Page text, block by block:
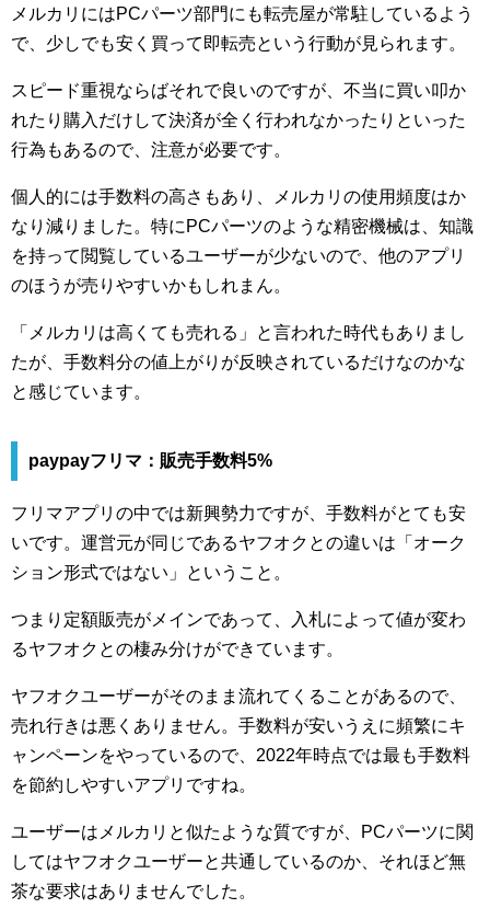
メルカリにはPCパーツ部門にも転売屋が常駐しているよう
で、少しでも安く買って即転売という行動が見られます。
スピード重視ならばそれで良いのですが、不当に買い叩か
れたり購入だけして決済が全く行われなかったりといった
行為もあるので、注意が必要です。
個人的には手数料の高さもあり、メルカリの使用頻度はか
なり減りました。特にPCパーツのような精密機械は、知識
を持って閲覧しているユーザーが少ないので、他のアプリ
のほうが売りやすいかもしれまん。
「メルカリは高くても売れる」と言われた時代もありまし
たが、手数料分の値上がりが反映されているだけなのかな
と感じています。
paypayフリマ：販売手数料5%
フリマアプリの中では新興勢力ですが、手数料がとても安
いです。運営元が同じであるヤフオクとの違いは「オーク
ション形式ではない」ということ。
つまり定額販売がメインであって、入札によって値が変わ
るヤフオクとの棲み分けができています。
ヤフオクユーザーがそのまま流れてくることがあるので、
売れ行きは悪くありません。手数料が安いうえに頻繁にキ
ャンペーンをやっているので、2022年時点では最も手数料
を節約しやすいアプリですね。
ユーザーはメルカリと似たような質ですが、PCパーツに関
してはヤフオクユーザーと共通しているのか、それほど無
茶な要求はありませんでした。